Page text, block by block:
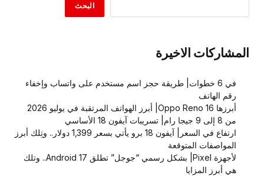
البحث
المشاركات الاخيرة
في 6 خطوات| طريقة حجز اسم مستخدم على واتساب وإخفاء
رقم الهاتف
أبرزها Oppo Reno 16| أبرز الهواتف المرتقبة في يوليو 2026
من 8 إلى 9 جيجا رام| تسريبات آيفون 18 الأساسي
ارتفاع في السعر| آيفون 18 برو يأتي بسعر 1,399 دولار.. وتِلك أبرز
المواصفات المتوقعة
لأجهزة Pixel| بشكل رسمي “جوجل” تطلق Android 17.. وتلك
هي أبرز المزايا